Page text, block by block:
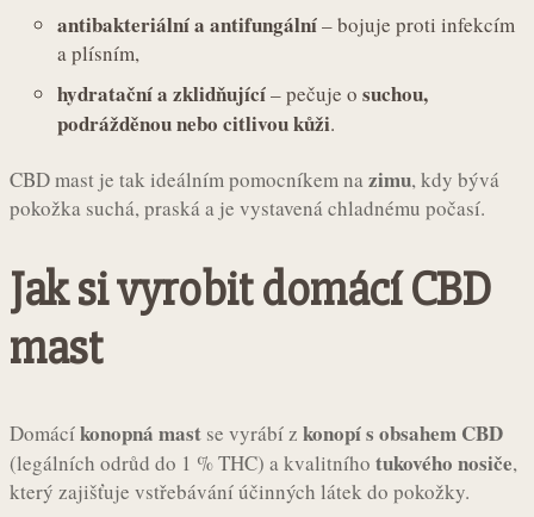
antibakteriální a antifungální– bojuje proti infekcím
a plísním,
hydratační a zklidňující– pečuje o suchou,
podrážděnou nebo citlivou kůži.
CBD mast je tak ideálním pomocníkem nazimu, kdy bývá
pokožka suchá, praská a je vystavená chladnému počasí.
Jak si vyrobit domácí CBD
mast
Domácíkonopná mast se vyrábí z konopí s obsahem CBD
(legálních odrůd do 1 % THC) a kvalitního tukového nosiče,
který zajišťuje vstřebávání účinných látek do pokožky.